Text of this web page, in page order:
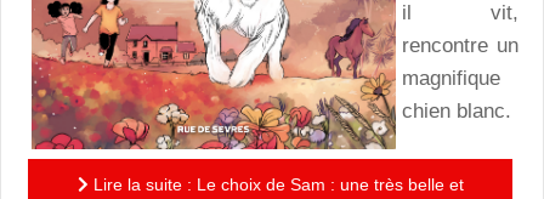
il vit,
rencontre un
magnifique
chien blanc.
Lire la suite : Le choix de Sam : une très belle et